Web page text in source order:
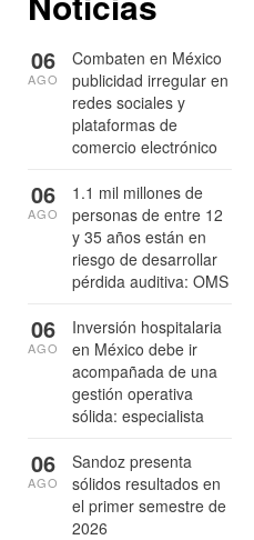
Combaten en México
publicidad irregular en
redes sociales y
plataformas de
comercio electrónico
06
AGO
1.1 mil millones de
personas de entre 12
y 35 años están en
riesgo de desarrollar
pérdida auditiva: OMS
06
AGO
Inversión hospitalaria
en México debe ir
acompañada de una
gestión operativa
sólida: especialista
06
AGO
Sandoz presenta
sólidos resultados en
el primer semestre de
2026
06
AGO